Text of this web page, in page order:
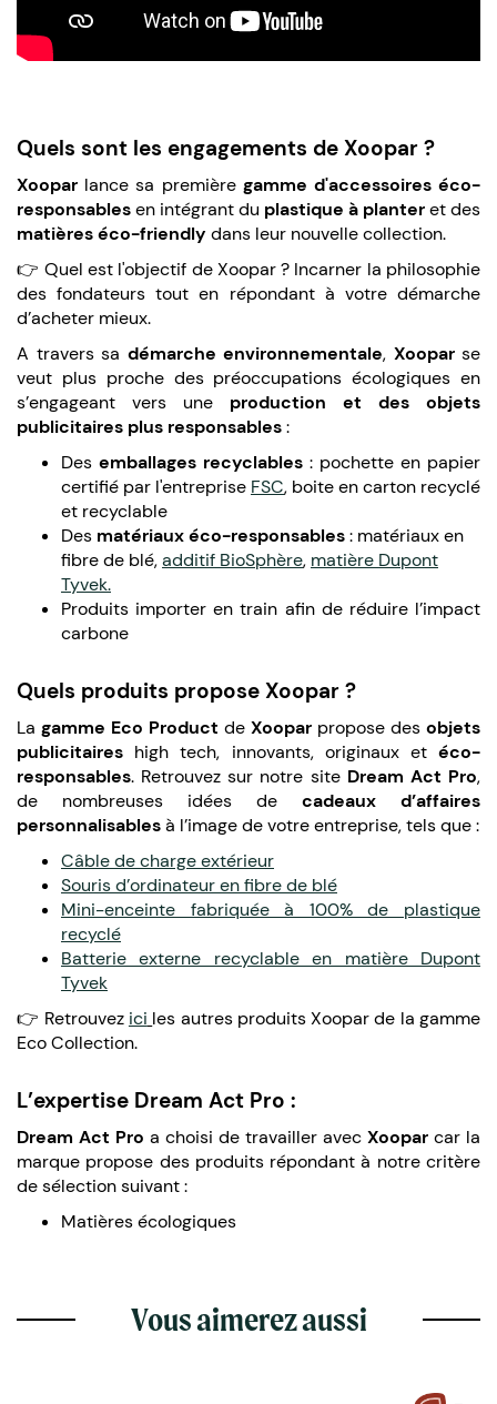
Quels sont les engagements de Xoopar ?
Xoopar lance sa première gamme d'accessoires éco-
responsablesen intégrant du plastique à planteret des
matières éco-friendly dans leur nouvelle collection.
👉 Quel est l'objectif de Xoopar ? Incarner la philosophie
des fondateurs tout en répondant à votre démarche
d’acheter mieux.
A travers sa démarche environnementale, Xooparse
veut plus proche des préoccupations écologiques en
s’engageant vers une production et des objets
publicitaires plus responsables:
Des emballages recyclables : pochette en papier
certifié par l'entreprise FSC, boite en carton recyclé
et recyclable
Des matériaux éco-responsables: matériaux en
fibre de blé,additif BioSphère, matière Dupont
Tyvek.
Produits importer en train afin de réduire l’impact
carbone
Quels produits propose Xoopar ?
La gamme Eco Product de Xoopar propose des objets
publicitaires high tech, innovants, originaux et éco-
responsables. Retrouvez sur notre site Dream Act Pro,
de nombreuses idées de cadeaux d’affaires
personnalisablesà l’image de votre entreprise, tels que :
Câble de charge extérieur
Souris d’ordinateur en fibre de blé
Mini-enceinte fabriquée à 100% de plastique
recyclé
Batterie externe recyclable en matière Dupont
Tyvek
👉 Retrouvez ici les autres produits Xoopar de la gamme
Eco Collection.
L’expertise Dream Act Pro :
Dream Act Pro a choisi de travailler avec Xoopar car la
marque propose des produits répondant à notre critère
de sélection suivant :
Matières écologiques
Vous aimerez aussi